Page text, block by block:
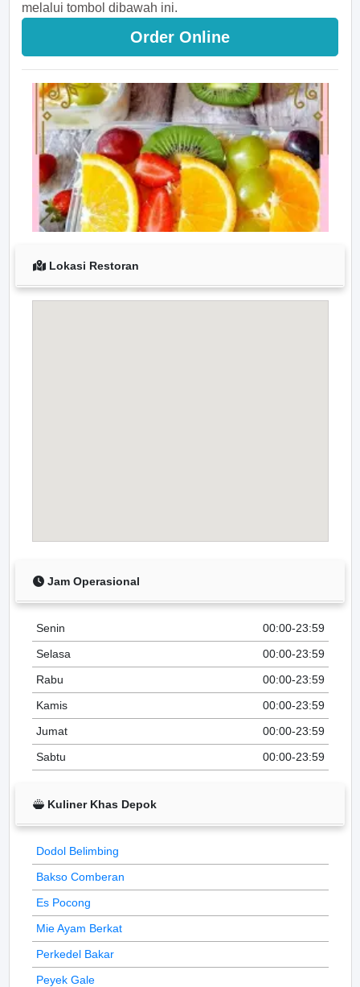
melalui tombol dibawah ini.
Order Online
Lokasi Restoran
Jam Operasional
Senin
00:00-23:59
Selasa
00:00-23:59
Rabu
00:00-23:59
Kamis
00:00-23:59
Jumat
00:00-23:59
Sabtu
00:00-23:59
Kuliner Khas Depok
Dodol Belimbing
Bakso Comberan
Es Pocong
Mie Ayam Berkat
Perkedel Bakar
Peyek Gale